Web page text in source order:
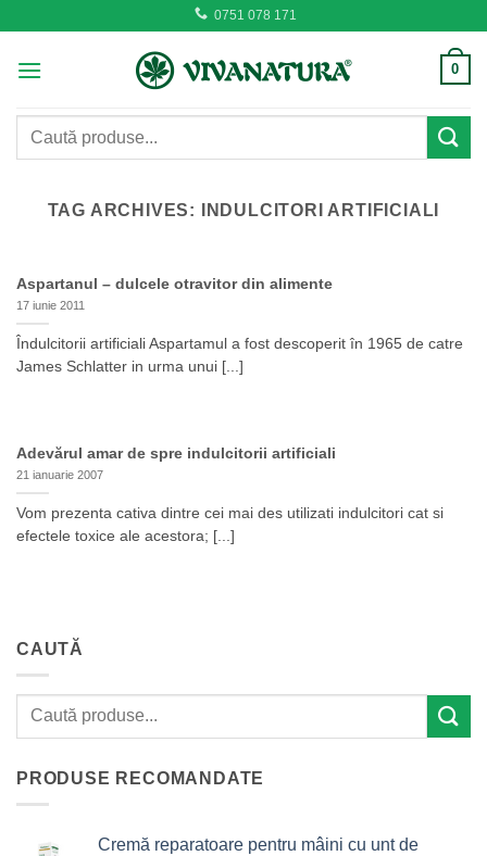
content
0751 078 171
0
Caută
TAG ARCHIVES: INDULCITORI ARTIFICIALI
Aspartanul – dulcele otravitor din alimente
17 iunie 2011
Îndulcitorii artificiali Aspartamul a fost descoperit în 1965 de catre
James Schlatter in urma unui [...]
Adevărul amar de spre indulcitorii artificiali
21 ianuarie 2007
Vom prezenta cativa dintre cei mai des utilizati indulcitori cat si
efectele toxice ale acestora; [...]
CAUTĂ
PRODUSE RECOMANDATE
Cremă reparatoare pentru mâini cu unt de